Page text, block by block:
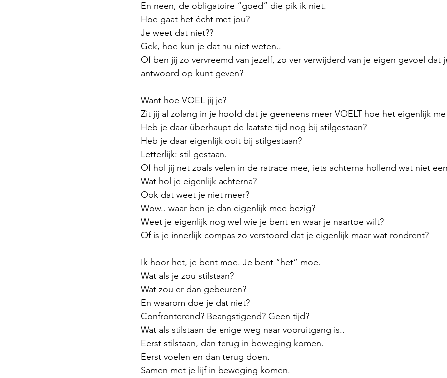
En neen, de obligatoire “goed” die pik ik niet.
Hoe gaat het écht met jou?
Je weet dat niet??
Gek, hoe kun je dat nu niet weten..
Of ben jij zo vervreemd van jezelf, zo ver verwijderd van je eigen gevoel dat
antwoord op kunt geven?
Want hoe VOEL jij je?
Zit jij al zolang in je hoofd dat je geeneens meer VOELT hoe het eigenlijk
Heb je daar überhaupt de laatste tijd nog bij stilgestaan?
Heb je daar eigenlijk ooit bij stilgestaan?
Letterlijk: stil gestaan.
Of hol jij net zoals velen in de ratrace mee, iets achterna hollend wat niet
Wat hol je eigenlijk achterna?
Ook dat weet je niet meer?
Wow.. waar ben je dan eigenlijk mee bezig?
Weet je eigenlijk nog wel wie je bent en waar je naartoe wilt?
Of is je innerlijk compas zo verstoord dat je eigenlijk maar wat rondrent?
Ik hoor het, je bent moe. Je bent “het” moe.
Wat als je zou stilstaan?
Wat zou er dan gebeuren?
En waarom doe je dat niet?
Confronterend? Beangstigend? Geen tijd?
Wat als stilstaan de enige weg naar vooruitgang is..
Eerst stilstaan, dan terug in beweging komen.
Eerst voelen en dan terug doen.
Samen met je lijf in beweging komen.